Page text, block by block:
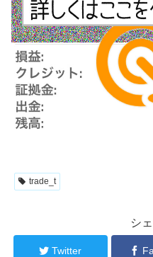
trade_t
シ
Twitter